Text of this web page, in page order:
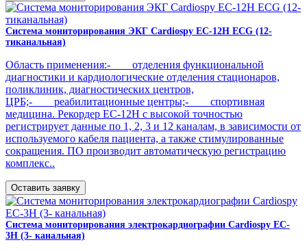
Система мониторирования ЭКГ Cardiospy EC-12H ECG (12-
тиканальная)
Область применения:- отделения функциональной
диагностики и кардиологические отделения стационаров,
поликлиник, диагностических центров,
ЦРБ;- реабилитационные центры;- спортивная
медицина. Рекордер ЕС-12Н с высокой точностью
регистрирует данные по 1, 2, 3 и 12 каналам, в зависимости от
используемого кабеля пациента, а также стимулированные
сокращения. ПО производит автоматическую регистрацию
комплекс..
Оставить заявку
Система мониторирования электрокардиографии Cardiospy EC-
3H (3- канальная)